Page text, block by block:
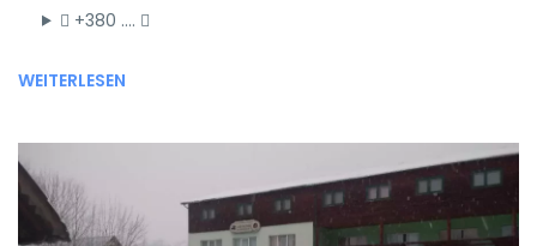
+380 ….
WEITERLESEN